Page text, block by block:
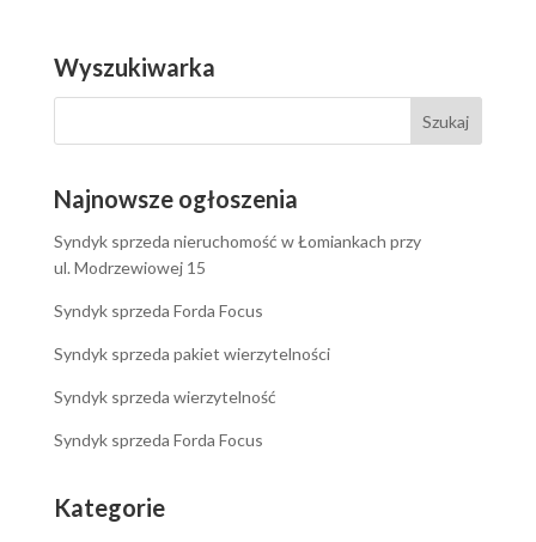
Wyszukiwarka
Najnowsze ogłoszenia
Syndyk sprzeda nieruchomość w Łomiankach przy
ul. Modrzewiowej 15
Syndyk sprzeda Forda Focus
Syndyk sprzeda pakiet wierzytelności
Syndyk sprzeda wierzytelność
Syndyk sprzeda Forda Focus
Kategorie